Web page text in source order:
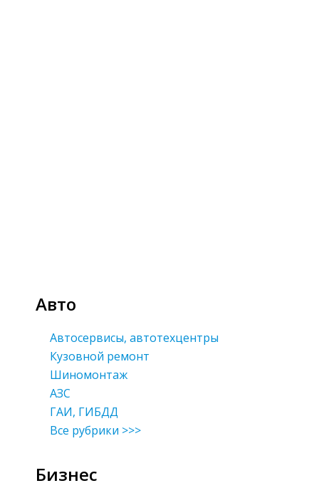
Авто
Автосервисы, автотехцентры
Кузовной ремонт
Шиномонтаж
АЗС
ГАИ, ГИБДД
Все рубрики >>>
Бизнес